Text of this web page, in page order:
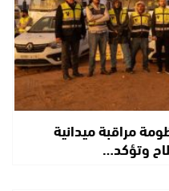
مراقبة ميدانية
وتؤكد…